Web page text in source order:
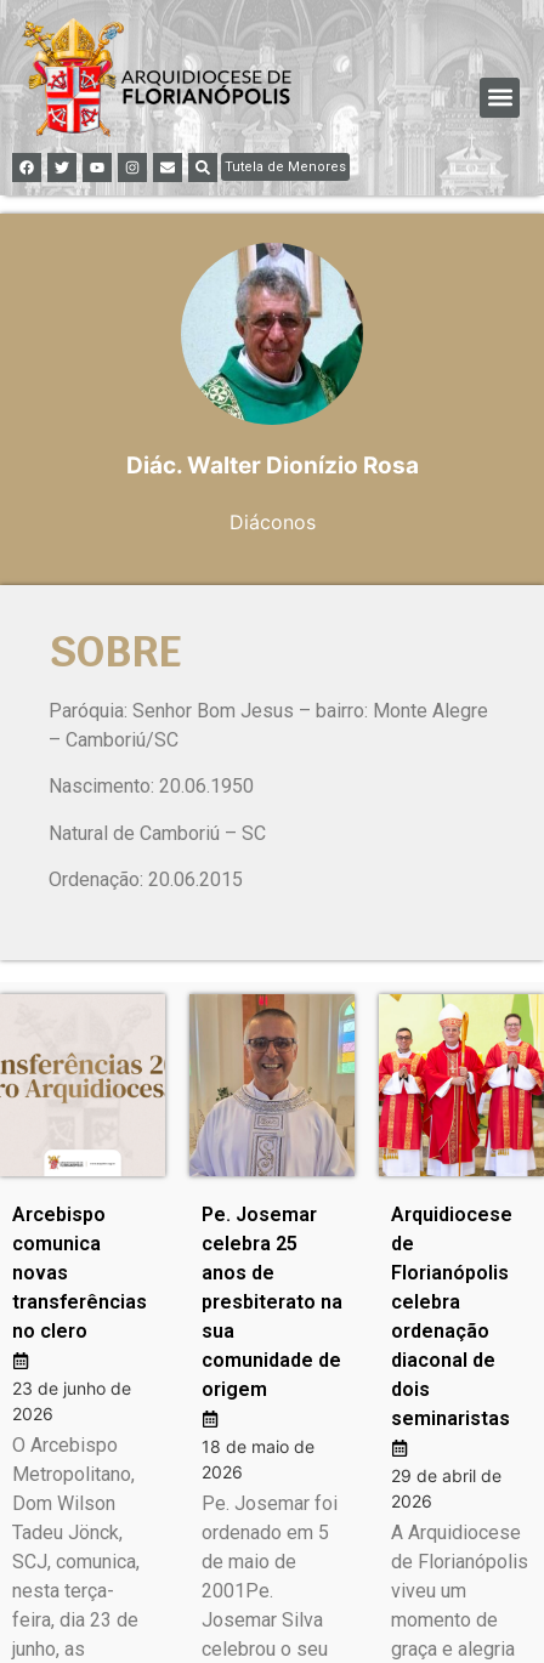
Tutela de Menores
Diác. Walter Dionízio Rosa
Diáconos
SOBRE
Paróquia: Senhor Bom Jesus – bairro: Monte Alegre
– Camboriú/SC
Nascimento: 20.06.1950
Natural de Camboriú – SC
Ordenação: 20.06.2015
Arcebispo
comunica
novas
transferências
no clero
23 de junho de
2026
O Arcebispo
Metropolitano,
Dom Wilson
Tadeu Jönck,
SCJ, comunica,
nesta terça-
feira, dia 23 de
junho, as
Pe. Josemar
celebra 25
anos de
presbiterato na
sua
comunidade de
origem
18 de maio de
2026
Pe. Josemar foi
ordenado em 5
de maio de
2001Pe.
Josemar Silva
celebrou o seu
Arquidiocese
de
Florianópolis
celebra
ordenação
diaconal de
dois
seminaristas
29 de abril de
2026
A Arquidiocese
de Florianópolis
viveu um
momento de
graça e alegria